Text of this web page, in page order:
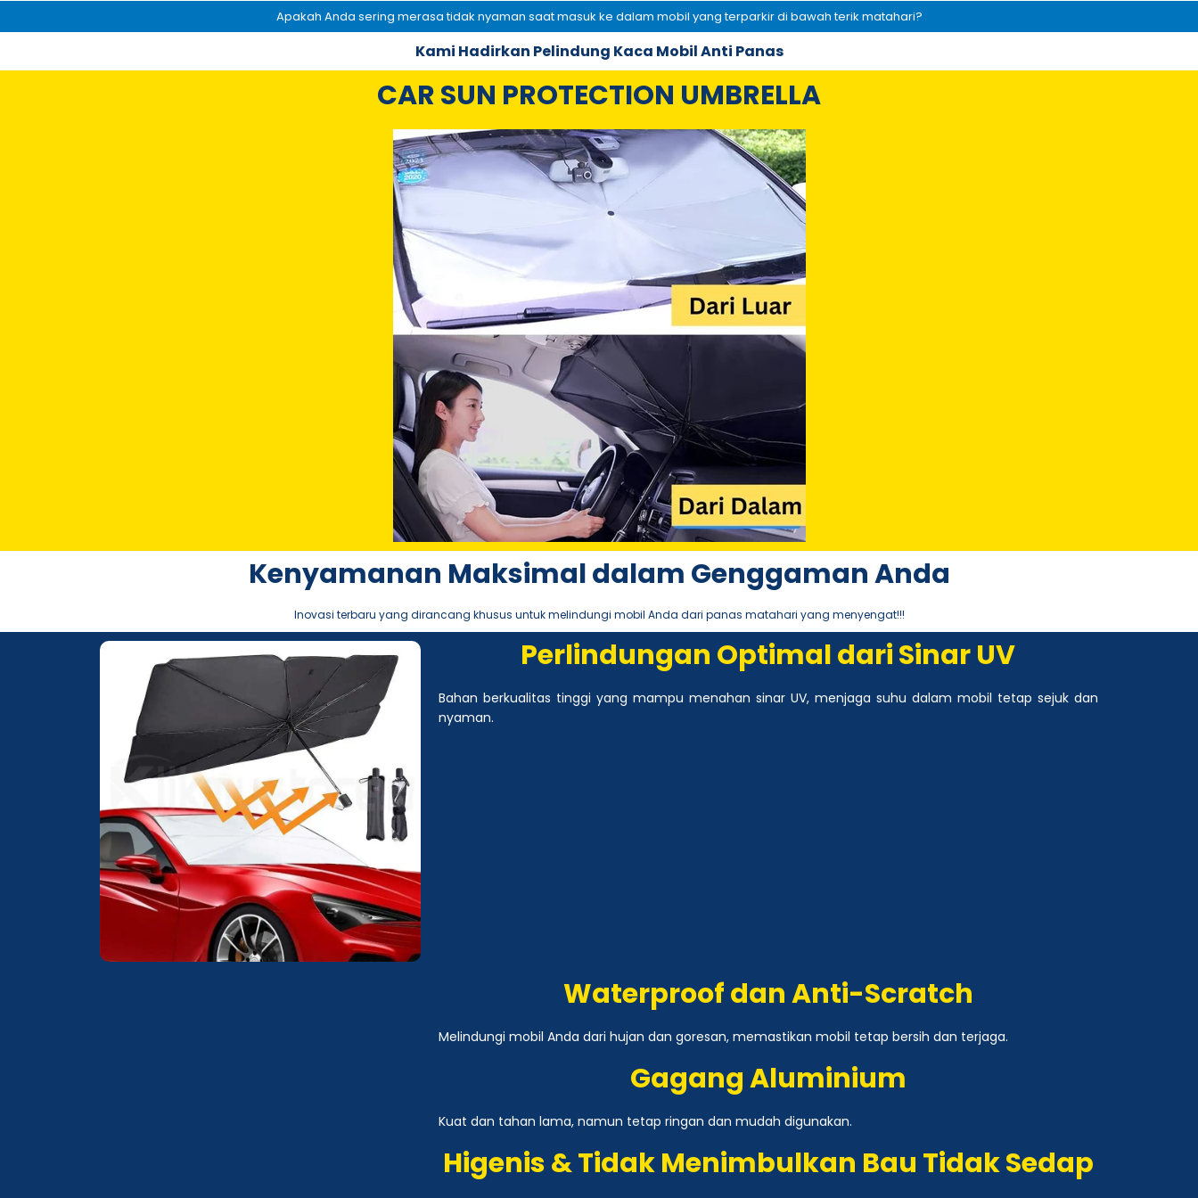
Apakah Anda sering merasa tidak nyaman saat masuk ke dalam mobil yang terparkir di bawah terik matahari?
Kami Hadirkan Pelindung Kaca Mobil Anti Panas
CAR SUN PROTECTION UMBRELLA
Kenyamanan Maksimal dalam Genggaman Anda
Inovasi terbaru yang dirancang khusus untuk melindungi mobil Anda dari panas matahari yang menyengat!!!
Perlindungan Optimal dari Sinar UV
Bahan berkualitas tinggi yang mampu menahan sinar UV, menjaga suhu dalam mobil tetap sejuk dan
nyaman.
Waterproof dan Anti-Scratch
Melindungi mobil Anda dari hujan dan goresan, memastikan mobil tetap bersih dan terjaga.
Gagang Aluminium
Kuat dan tahan lama, namun tetap ringan dan mudah digunakan.
Higenis & Tidak Menimbulkan Bau Tidak Sedap